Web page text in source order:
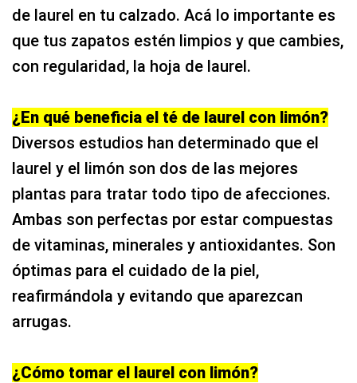
de laurel en tu calzado. Acá lo importante es
que tus zapatos estén limpios y que cambies,
con regularidad, la hoja de laurel.
¿En qué beneficia el té de laurel con limón?
Diversos estudios han determinado que el
laurel y el limón son dos de las mejores
plantas para tratar todo tipo de afecciones.
Ambas son perfectas por estar compuestas
de vitaminas, minerales y antioxidantes. Son
óptimas para el cuidado de la piel,
reafirmándola y evitando que aparezcan
arrugas.
¿Cómo tomar el laurel con limón?